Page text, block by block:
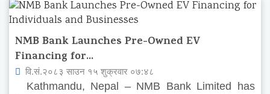
NMB Bank Launches Pre-Owned EV
Financing for...
वि.सं.२०८३ साउन १५ शुक्रवार ०७:४८
Kathmandu, Nepal – NMB Bank Limited has